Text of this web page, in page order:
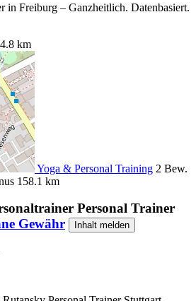
in Freiburg – Ganzheitlich. Datenbasiert.
km
Yoga & Personal Training 2 Bew.
158.1 km
Personal Trainer
Gewähr Inhalt melden